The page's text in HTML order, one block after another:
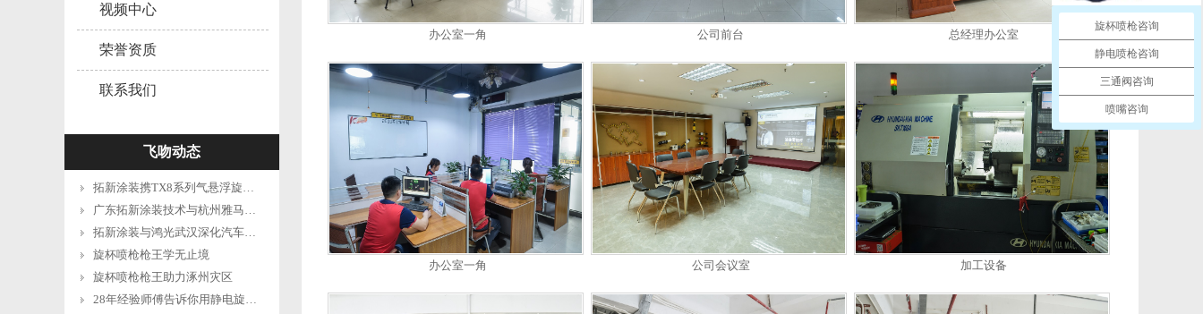
视频中心
荣誉资质
联系我们
飞吻动态
拓新涂装携TX8系列气悬浮旋杯亮相越南VINAMBC展会，以创新技术赋能东南亚涂装产
广东拓新涂装技术与杭州雅马哈共创吉他，钢琴乐器喷涂新高度
拓新涂装与鸿光武汉深化汽车零部件静电喷涂合作
旋杯喷枪枪王学无止境
旋杯喷枪枪王助力涿州灾区
28年经验师傅告诉你用静电旋杯喷枪可以把铝型材做得更好
办公室一角 公司前台 总经理办公室
办公室一角 公司会议室 加工设备
旋杯喷枪咨询
静电喷枪咨询
三通阀咨询
喷嘴咨询